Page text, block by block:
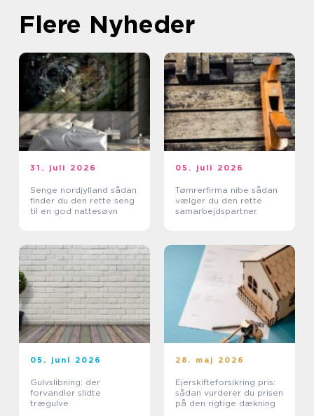
Flere Nyheder
31. juli 2026
Senge nordjylland sådan
finder du den rette seng
til en god nattesøvn
05. juli 2026
Tømrerfirma nibe sådan
vælger du den rette
samarbejdspartner
05. juni 2026
Gulvslibning: der
forvandler slidte
trægulve
28. maj 2026
Ejerskifteforsikring pris:
sådan vurderer du prisen
på den rigtige dækning